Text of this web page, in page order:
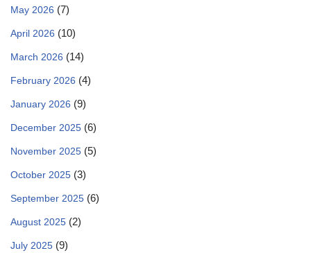
May 2026 (7)
April 2026 (10)
March 2026 (14)
February 2026 (4)
January 2026 (9)
December 2025 (6)
November 2025 (5)
October 2025 (3)
September 2025 (6)
August 2025 (2)
July 2025 (9)